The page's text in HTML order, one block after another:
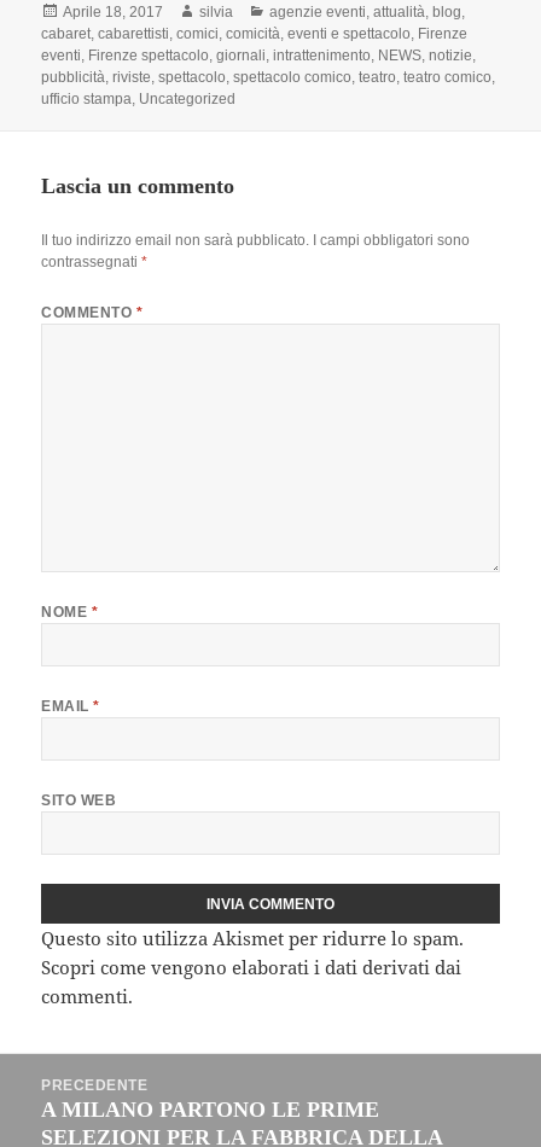
Scritto
il
Aprile 18, 2017 Autore
silvia Categorie
agenzie eventi ,attualità ,blog
cabaret ,cabarettisti ,comici ,comicità ,eventi e spettacolo Firenze
eventi Firenze spettacolo ,giornali ,intrattenimento NEWS ,notizie
pubblicità ,riviste ,spettacolo ,spettacolo comico ,teatro ,teatro comico
ufficio stampa Uncategorized
Lascia un commento
Il tuo indirizzo email non sarà pubblicato.
I campi obbligatori sono
contrassegnati*
COMMENTO *
NOME *
EMAIL*
SITO WEB
Questo sito utilizza Akismet per ridurre lo spam.
Scopri come vengono elaborati i dati derivati dai
commenti.
articoli
PRECEDENTE
Articolo
precedente:
A MILANO PARTONO LE PRIME
SELEZIONI PER LA FABBRICA DELLA